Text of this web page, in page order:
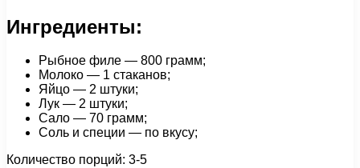
Ингредиенты:
Рыбное филе — 800 грамм;
Молоко — 1 стаканов;
Яйцо — 2 штуки;
Лук — 2 штуки;
Сало — 70 грамм;
Соль и специи — по вкусу;
Количество порций: 3-5